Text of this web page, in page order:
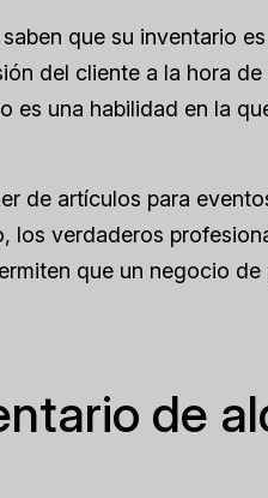
que su inventario
del cliente a la hora
una habilidad en la
de artículos para
los verdaderos
que un negocio
de